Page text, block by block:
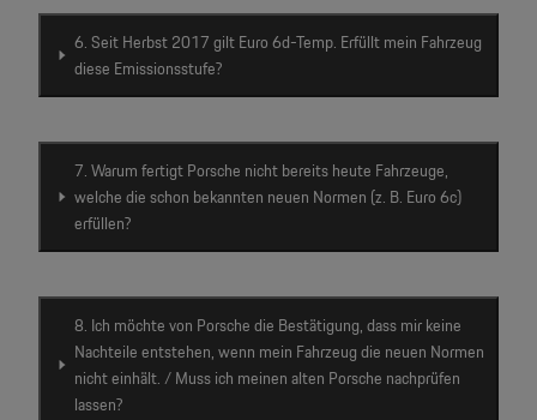
6. Seit Herbst 2017 gilt Euro 6d-Temp. Erfüllt mein Fahrzeug
diese Emissionsstufe?
7. Warum fertigt Porsche nicht bereits heute Fahrzeuge,
welche die schon bekannten neuen Normen (z. B. Euro 6c)
erfüllen?
8. Ich möchte von Porsche die Bestätigung, dass mir keine
Nachteile entstehen, wenn mein Fahrzeug die neuen Normen
nicht einhält. / Muss ich meinen alten Porsche nachprüfen
lassen?